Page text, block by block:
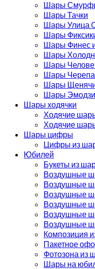
Шары
Шары Тачки
Шары Улица
Шары
Шары Финес
Шары
Шары
Шары
Шары
Шары Эмодзи
Шары ходячки
Ходячие
Ходячие
Шары цифры
Цифры из
Юбилей
Букеты из
Воздушные
Воздушные
Воздушные
Воздушные
Воздушные
Воздушные
Композиция
Пакетное
Фотозона из
Шары на